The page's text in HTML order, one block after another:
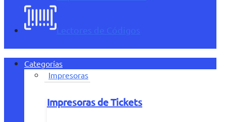
Lectores de Códigos
Categorías
Impresoras
Impresoras de Tickets